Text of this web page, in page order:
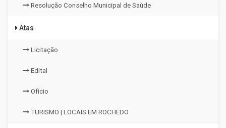
Resolução Conselho Municipal de Saúde
Atas
Licitação
Edital
Ofício
TURISMO | LOCAIS EM ROCHEDO